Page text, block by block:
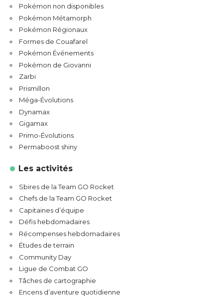
Pokémon non disponibles
Pokémon Métamorph
Pokémon Régionaux
Formes de Couafarel
Pokémon Événements
Pokémon de Giovanni
Zarbi
Prismillon
Méga-Évolutions
Dynamax
Gigamax
Primo-Évolutions
Permaboost shiny
Les activités
Sbires de la Team GO Rocket
Chefs de la Team GO Rocket
Capitaines d’équipe
Défis hebdomadaires
Récompenses hebdomadaires
Études de terrain
Community Day
Ligue de Combat GO
Tâches de cartographie
Encens d’aventure quotidienne